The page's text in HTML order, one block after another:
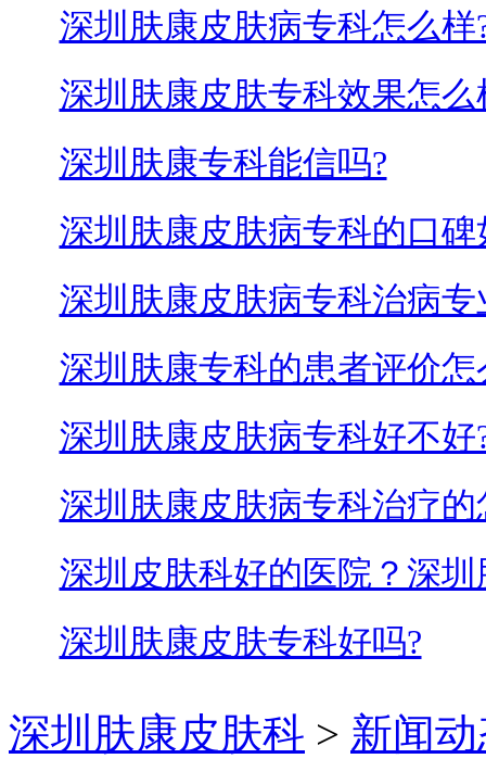
深圳肤康皮肤病专科怎么样
深圳肤康皮肤专科效果怎么
深圳肤康专科能信吗?
深圳肤康皮肤病专科的口碑
深圳肤康皮肤病专科治病专
深圳肤康专科的患者评价怎
深圳肤康皮肤病专科好不好
深圳肤康皮肤病专科治疗的
深圳皮肤科好的医院？深圳
深圳肤康皮肤专科好吗?
深圳肤康皮肤科 > 新闻